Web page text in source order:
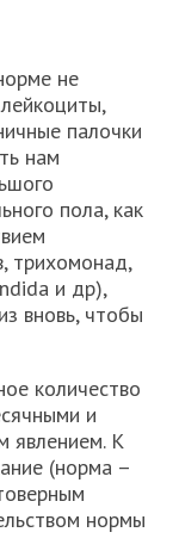
не
палочки
нам
пола, как
трихомонад,
и др),
вновь, чтобы
количество
и
явлением. К
(норма –
нормы